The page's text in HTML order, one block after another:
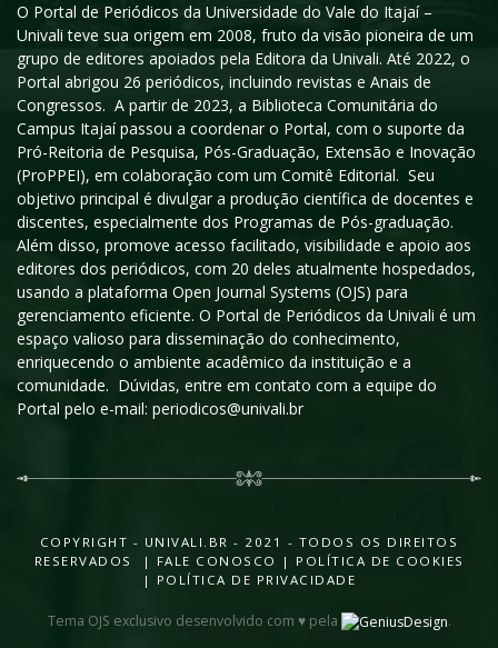
O Portal de Periódicos da Universidade do Vale do Itajaí –
Univali teve sua origem em 2008, fruto da visão pioneira de um
grupo de editores apoiados pela Editora da Univali. Até 2022, o
Portal abrigou 26 periódicos, incluindo revistas e Anais de
Congressos. A partir de 2023, a Biblioteca Comunitária do
Campus Itajaí passou a coordenar o Portal, com o suporte da
Pró-Reitoria de Pesquisa, Pós-Graduação, Extensão e Inovação
(ProPPEI), em colaboração com um Comitê Editorial. Seu
objetivo principal é divulgar a produção científica de docentes e
discentes, especialmente dos Programas de Pós-graduação.
Além disso, promove acesso facilitado, visibilidade e apoio aos
editores dos periódicos, com 20 deles atualmente hospedados,
usando a plataforma Open Journal Systems (OJS) para
gerenciamento eficiente. O Portal de Periódicos da Univali é um
espaço valioso para disseminação do conhecimento,
enriquecendo o ambiente acadêmico da instituição e a
comunidade. Dúvidas, entre em contato com a equipe do
Portal pelo e-mail: periodicos@univali.br
COPYRIGHT - UNIVALI.BR - 2021 - TODOS OS DIREITOS
RESERVADOS |
FALE CONOSCO | POLÍTICA DE COOKIES
| POLÍTICA DE PRIVACIDADE
Tema OJS exclusivo desenvolvido com ♥ pela .